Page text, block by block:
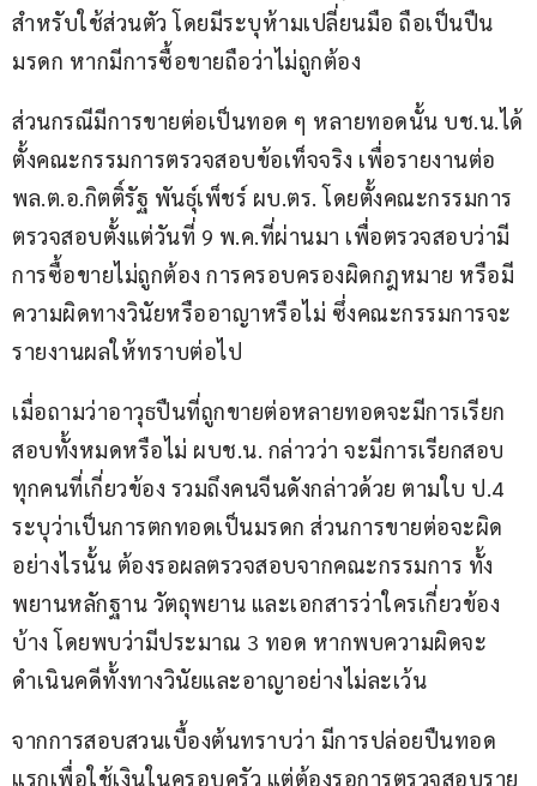
สำหรับใช้ส่วนตัว โดยมีระบุห้ามเปลี่ยนมือ ถือเป็นปืน
มรดก หากมีการซื้อขายถือว่าไม่ถูกต้อง
ส่วนกรณีมีการขายต่อเป็นทอด ๆ หลายทอดนั้น บช.น.ได้
ตั้งคณะกรรมการตรวจสอบข้อเท็จจริง เพื่อรายงานต่อ
พล.ต.อ.กิตติ์รัฐ พันธุ์เพ็ชร์ ผบ.ตร. โดยตั้งคณะกรรมการ
ตรวจสอบตั้งแต่วันที่ 9 พ.ค.ที่ผ่านมา เพื่อตรวจสอบว่ามี
การซื้อขายไม่ถูกต้อง การครอบครองผิดกฎหมาย หรือมี
ความผิดทางวินัยหรืออาญาหรือไม่ ซึ่งคณะกรรมการจะ
รายงานผลให้ทราบต่อไป
เมื่อถามว่าอาวุธปืนที่ถูกขายต่อหลายทอดจะมีการเรียก
สอบทั้งหมดหรือไม่ ผบช.น. กล่าวว่า จะมีการเรียกสอบ
ทุกคนที่เกี่ยวข้อง รวมถึงคนจีนดังกล่าวด้วย ตามใบ ป.4
ระบุว่าเป็นการตกทอดเป็นมรดก ส่วนการขายต่อจะผิด
อย่างไรนั้น ต้องรอผลตรวจสอบจากคณะกรรมการ ทั้ง
พยานหลักฐาน วัตถุพยาน และเอกสารว่าใครเกี่ยวข้อง
บ้าง โดยพบว่ามีประมาณ 3 ทอด หากพบความผิดจะ
ดำเนินคดีทั้งทางวินัยและอาญาอย่างไม่ละเว้น
จากการสอบสวนเบื้องต้นทราบว่า มีการปล่อยปืนทอด
แรกเพื่อใช้เงินในครอบครัว แต่ต้องรอการตรวจสอบราย